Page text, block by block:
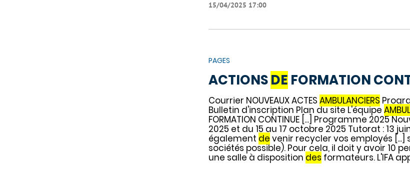
15/04/2025 17:00
PAGES
ACTIONSDE FORMATION
Courrier NOUVEAUX ACTES AMBULANCIERS
Bulletin d'inscription Plan du site L'équipe
FORMATION CONTINUE [...] Programme 2025
2025 et du 15 au 17 octobre 2025 Tutorat : 13
également de venir recycler vos employés
sociétés possible). Pour cela, il doit y avoir 10
une salle à disposition des formateurs. L'IFA